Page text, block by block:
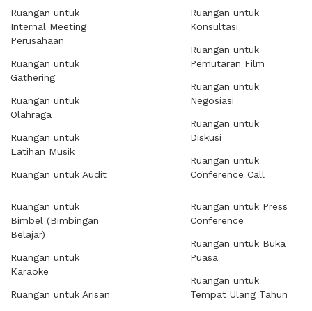
Ruangan untuk
Internal Meeting
Perusahaan
Ruangan untuk
Gathering
Ruangan untuk
Olahraga
Ruangan untuk
Latihan Musik
Ruangan untuk Audit
Ruangan untuk
Konsultasi
Ruangan untuk
Pemutaran Film
Ruangan untuk
Negosiasi
Ruangan untuk
Diskusi
Ruangan untuk
Conference Call
Ruangan untuk
Bimbel (Bimbingan
Belajar)
Ruangan untuk
Karaoke
Ruangan untuk Arisan
Ruangan untuk Press
Conference
Ruangan untuk Buka
Puasa
Ruangan untuk
Tempat Ulang Tahun